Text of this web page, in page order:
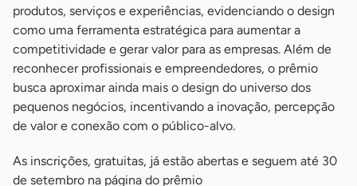
produtos, serviços e experiências, evidenciando o design
como uma ferramenta estratégica para aumentar a
competitividade e gerar valor para as empresas. Além de
reconhecer profissionais e empreendedores, o prêmio
busca aproximar ainda mais o design do universo dos
pequenos negócios, incentivando a inovação, percepção
de valor e conexão com o público-alvo.
As inscrições, gratuitas, já estão abertas e seguem até 30
de setembro na página do prêmio